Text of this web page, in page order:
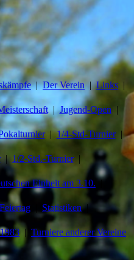
Der Verein Links
Jugend-Open
1/4-Std-Turnier
1/2-Std.-Turnier
Einheit am 3.10.
Statistiken
Turniere anderer Vereine